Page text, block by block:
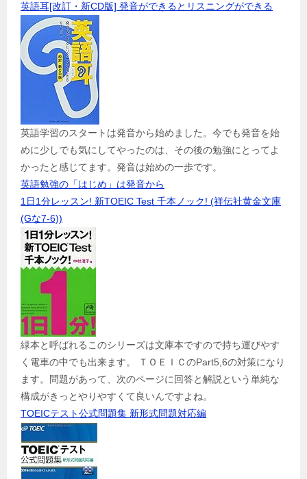
英語耳[改訂・新CD版] 発音ができるとリスニングができる
英語学習のスタートは発音から始めました。今でも発音を始
めに少しでも気にしてやったのは、その後の勉強にとってよ
かったと感じてます。発音は始めの一歩です。
英語勉強の「はじめ」は発音から
1日1分レッスン! 新TOEIC Test 千本ノック! (祥伝社黄金文庫
(Gな7-6))
緑本と呼ばれるこのシリーズは文庫本ですので持ち運びやす
く電車の中でも出来ます。 ＴＯＥＩＣのPart5,6の対策になり
ます。問題があって、次のページに回答と解説という単純な
構成がきっとやりやすくて良いんですよね。
TOEICテスト公式問題集 新形式問題対応編